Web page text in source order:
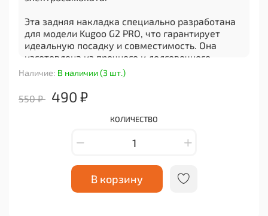
Наличие: В наличии (3 шт.)
550 ₽ 490 ₽
КОЛИЧЕСТВО
В корзину
Эта задняя накладка специально разработана
для модели Kugoo G2 PRO, что гарантирует
идеальную посадку и совместимость. Она
изготовлена из прочного и долговечного
материала, который обеспечивает
дополнительную защиту от ударов, царапин и
других повреждений.
Установка этой задней накладки на ваш
быстро и легко благодаря специальным
самоката, не оказывая влияния на его
функциональность и безопасность.